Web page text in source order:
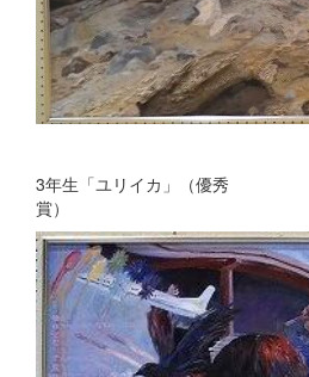
3年生「ユリイカ」（優秀
賞）